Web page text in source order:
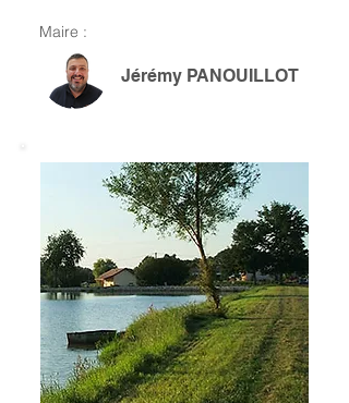
Maire :
Jérémy PANOUILLOT